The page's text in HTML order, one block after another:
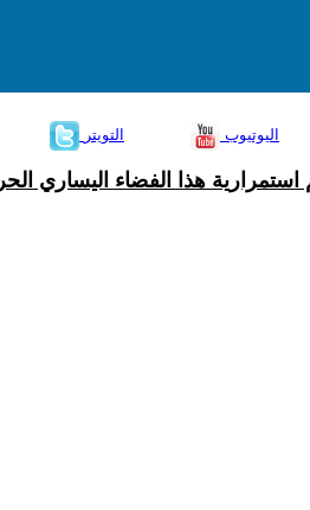
التويتر اليوتيوب
هذا الفضاء اليساري الحر